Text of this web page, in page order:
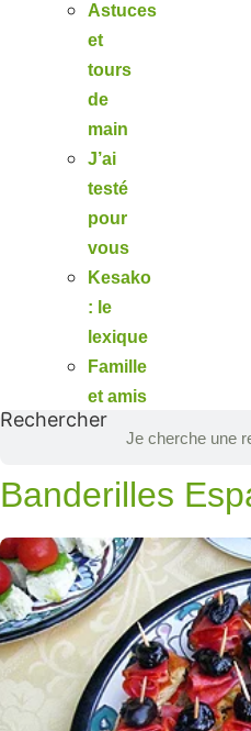
Astuces
et
tours
de
main
J’ai
testé
pour
vous
Kesako
: le
lexique
Famille
et amis
Rechercher
Banderilles